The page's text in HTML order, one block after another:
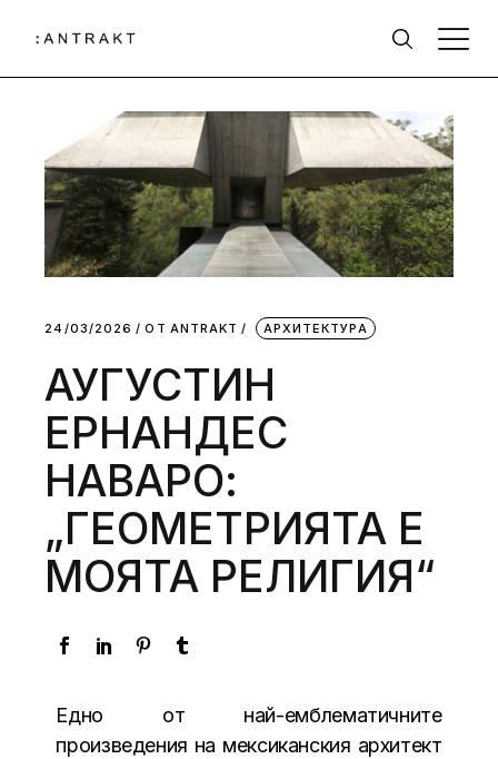
24/03/2026 ОТ АNTRAKT АРХИТЕКТУРА
АУГУСТИН
ЕРНАНДЕС
НАВАРО:
„ГЕОМЕТРИЯТА Е
МОЯТА РЕЛИГИЯ“
Eдно от най-емблематичните
произведения на мексиканския архитект